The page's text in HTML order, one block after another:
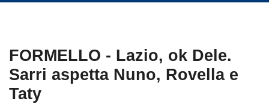
FORMELLO - Lazio, ok Dele.
Sarri aspetta Nuno, Rovella e
Taty